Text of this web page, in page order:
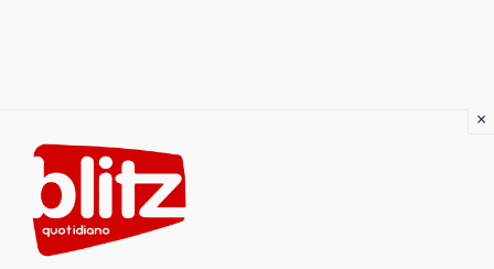
content
×